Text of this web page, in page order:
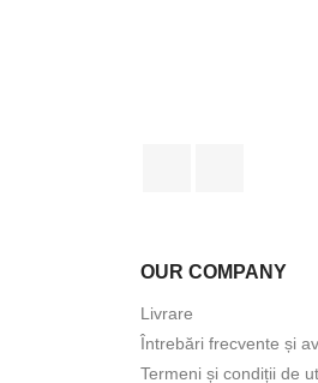
OUR COMPANY
Livrare
Întrebări frecvente și
Termeni și condiții de